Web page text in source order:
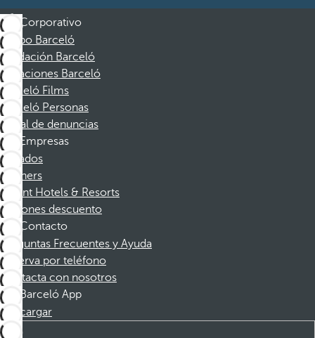
Corporativo
Grupo Barceló
Fundación Barceló
Vacaciones Barceló
Barceló Films
Barceló Personas
Canal de denuncias
Empresas
Afiliados
Partners
Dorint Hotels & Resorts
Cupones descuento
Contacto
Preguntas Frecuentes y Ayuda
Reserva por teléfono
Contacta con nosotros
Barceló App
Descargar